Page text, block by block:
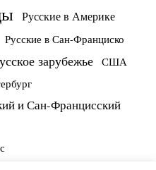
Русские в Америке
Русские в Сан-Франциско
зарубежье США
и Сан-Францисский